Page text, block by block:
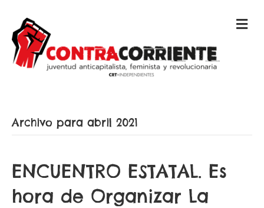
M
E
Archivo para abril 2021
ENCUENTRO ESTATAL. Es
hora de Organizar La